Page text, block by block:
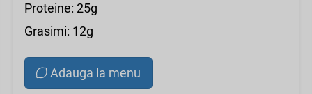
Proteine: 25g
Grasimi: 12g
Adauga la menu